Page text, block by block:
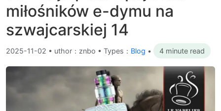
miłośników e-dymu na
szwajcarskiej 14
2025-11-02 • uthor：znbo • Types： Blog • 4 minute read